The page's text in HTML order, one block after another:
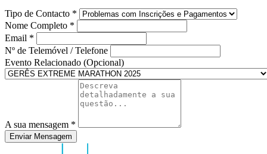
Tipo de Contacto *
Nome Completo *
Email *
Nº de Telemóvel / Telefone
Evento Relacionado (Opcional)
A sua mensagem *
Enviar Mensagem